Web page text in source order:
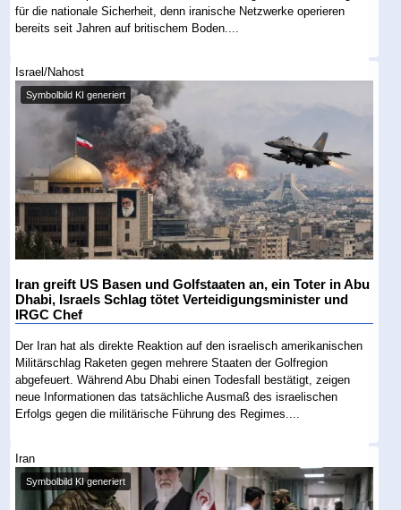
für die nationale Sicherheit, denn iranische Netzwerke operieren
bereits seit Jahren auf britischem Boden....
Israel/Nahost
Symbolbild KI generiert
Iran greift US Basen und Golfstaaten an, ein Toter in Abu
Dhabi, Israels Schlag tötet Verteidigungsminister und
IRGC Chef
Der Iran hat als direkte Reaktion auf den israelisch amerikanischen
Militärschlag Raketen gegen mehrere Staaten der Golfregion
abgefeuert. Während Abu Dhabi einen Todesfall bestätigt, zeigen
neue Informationen das tatsächliche Ausmaß des israelischen
Erfolgs gegen die militärische Führung des Regimes....
Iran
Symbolbild KI generiert